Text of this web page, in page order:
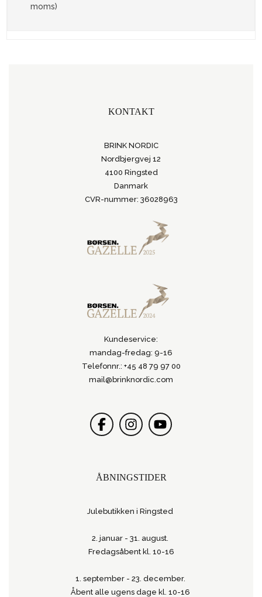
moms)
KONTAKT
BRINK NORDIC
Nordbjergvej 12
4100 Ringsted
Danmark
CVR-nummer: 36028963
Kundeservice:
mandag-fredag: 9-16
Telefonnr.: +45 48 79 97 00
mail@brinknordic.com
ÅBNINGSTIDER
Julebutikken i Ringsted
2. januar - 31. august.
Fredagsåbent kl. 10-16
1. september - 23. december.
Åbent alle ugens dage kl. 10-16